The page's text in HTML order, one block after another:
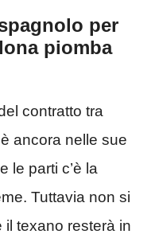
per
piomba
contratto tra
è ancora nelle sue
le parti c’è la
Tuttavia non si
texano resterà in